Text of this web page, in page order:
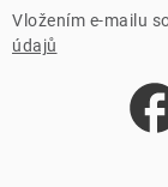
Vložením e-mailu
údajů